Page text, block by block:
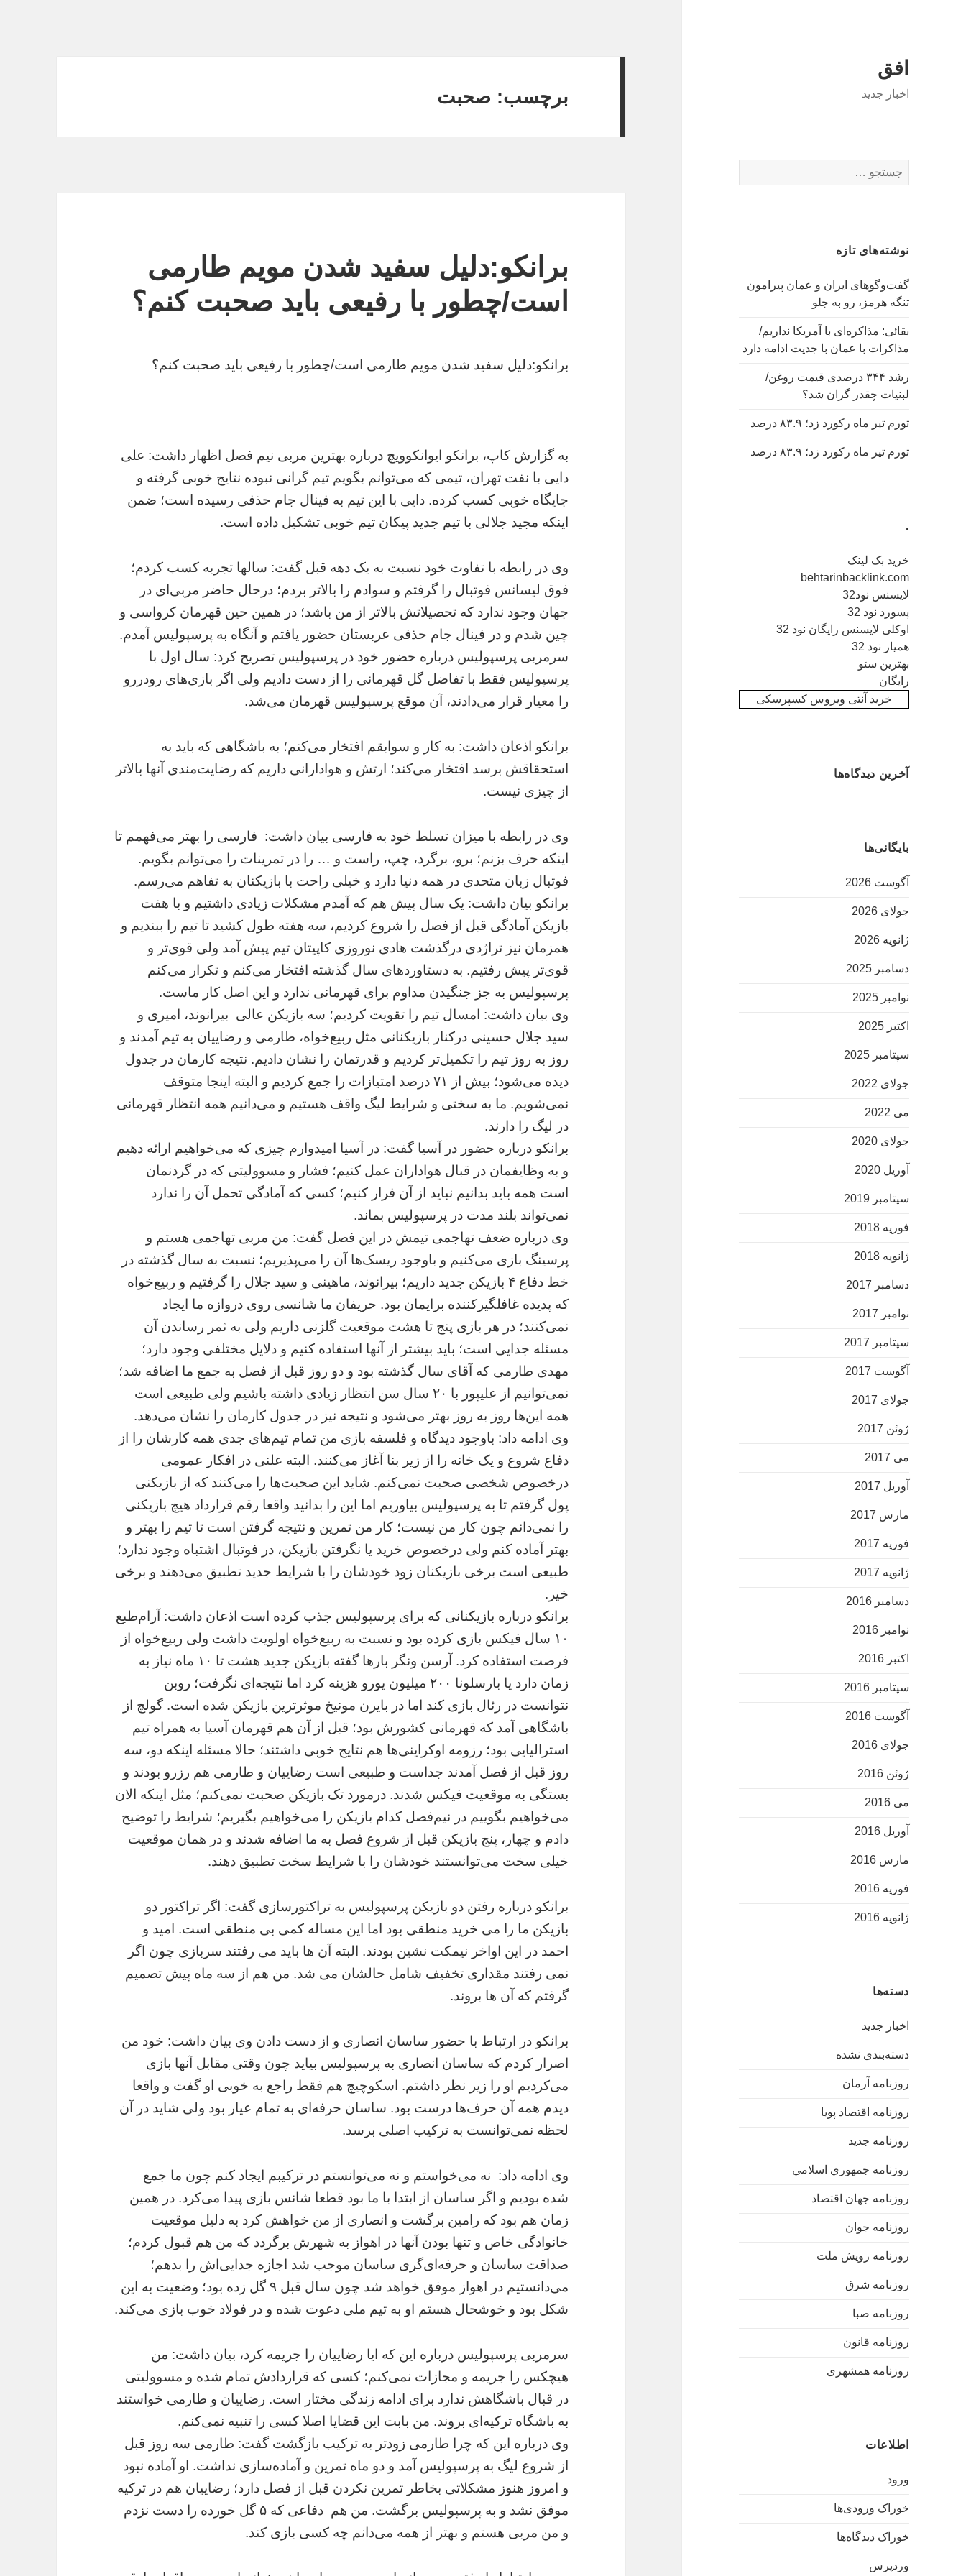
افق
اخبار جدید
برای:
نوشته‌های تازه
گفت‌وگوهای ایران و عمان پیرامون
تنگه هرمز، رو به جلو
بقائی: مذاکره‌ای با آمریکا نداریم/
مذاکرات با عمان با جدیت ادامه دارد
رشد ۳۴۴ درصدی قیمت روغن/
لبنیات چقدر گران شد؟
تورم تیر ماه رکورد زد؛ ۸۳.۹ درصد
تورم تیر ماه رکورد زد؛ ۸۳.۹ درصد
.
خرید بک لینک
behtarinbacklink.com
لایسنس نود32
پسورد نود 32
اوکلی لایسنس رایگان نود 32
همیار نود 32
بهترین سئو
رایگان
خرید آنتی ویروس کسپرسکی
آخرین دیدگاه‌ها
بایگانی‌ها
آگوست 2026
جولای 2026
ژانویه 2026
دسامبر 2025
نوامبر 2025
اکتبر 2025
سپتامبر 2025
جولای 2022
می 2022
جولای 2020
آوریل 2020
سپتامبر 2019
فوریه 2018
ژانویه 2018
دسامبر 2017
نوامبر 2017
سپتامبر 2017
آگوست 2017
جولای 2017
ژوئن 2017
می 2017
آوریل 2017
مارس 2017
فوریه 2017
ژانویه 2017
دسامبر 2016
نوامبر 2016
اکتبر 2016
سپتامبر 2016
آگوست 2016
جولای 2016
ژوئن 2016
می 2016
آوریل 2016
مارس 2016
فوریه 2016
ژانویه 2016
دسته‌ها
اخبار جدید
دسته‌بندی نشده
روزنامه آرمان
روزنامه اقتصاد پویا
روزنامه جدید
روزنامه جمهوري اسلامي
روزنامه جهان اقتصاد
روزنامه جوان
روزنامه رویش ملت
روزنامه شرق
روزنامه صبا
روزنامه قانون
روزنامه همشهری
اطلاعات
ورود
خوراک ورودی‌ها
خوراک دیدگاه‌ها
وردپرس
برچسب: صحبت
برانکو:دلیل سفید شدن مویم طارمی
است/چطور با رفیعی باید صحبت کنم؟
برانکو:دلیل سفید شدن مویم طارمی است/چطور با رفیعی باید صحبت کنم؟
به گزارش کاپ، برانکو ایوانکوویچ درباره بهترین مربی نیم فصل اظهار داشت: علی
دایی با نفت تهران، تیمی که می‌توانم بگویم تیم گرانی نبوده نتایج خوبی گرفته و
جایگاه خوبی کسب کرده. دایی با این تیم به فینال جام حذفی رسیده است؛ ضمن
اینکه مجید جلالی با تیم جدید پیکان تیم خوبی تشکیل داده است.
وی در رابطه با تفاوت خود نسبت به یک دهه قبل گفت: سالها تجربه کسب کردم؛
فوق لیسانس فوتبال را گرفتم و سوادم را بالاتر بردم؛ درحال حاضر مربی‌ای در
جهان وجود ندارد که تحصیلاتش بالاتر از من باشد؛ در همین حین قهرمان کرواسی و
چین شدم و در فینال جام حذفی عربستان حضور یافتم و آنگاه به پرسپولیس آمدم.
سرمربی پرسپولیس درباره حضور خود در پرسپولیس تصریح کرد: سال اول با
پرسپولیس فقط با تفاضل گل قهرمانی را از دست دادیم ولی اگر بازی‌های رودررو
را معیار قرار می‌دادند، آن موقع پرسپولیس قهرمان می‌شد.
برانکو اذعان داشت: به کار و سوابقم افتخار می‌کنم؛ به باشگاهی که باید به
استحقاقش برسد افتخار می‌کند؛ ارتش و هوادارانی داریم که رضایت‌مندی آنها بالاتر
از چیزی نیست.
وی در رابطه با میزان تسلط خود به فارسی بیان داشت: فارسی را بهتر می‌فهمم تا
اینکه حرف بزنم؛ برو، برگرد، چپ، راست و … را در تمرینات را می‌توانم بگویم.
فوتبال زبان متحدی در همه دنیا دارد و خیلی راحت با بازیکنان به تفاهم می‌رسم.
برانکو بیان داشت: یک سال پیش هم که آمدم مشکلات زیادی داشتیم و با هفت
بازیکن آمادگی قبل از فصل را شروع کردیم، سه هفته طول کشید تا تیم را ببندیم و
همزمان نیز تراژدی درگذشت هادی نوروزی کاپیتان تیم پیش آمد ولی قوی‌تر و
قوی‌تر پیش رفتیم. به دستاوردهای سال گذشته افتخار می‌کنم و تکرار می‌کنم
پرسپولیس به جز جنگیدن مداوم برای قهرمانی ندارد و این اصل کار ماست.
وی بیان داشت: امسال تیم را تقویت کردیم؛ سه بازیکن عالی بیرانوند، امیری و
سید جلال حسینی درکنار بازیکنانی مثل ربیع‌خواه، طارمی و رضاییان به تیم آمدند و
روز به روز تیم را تکمیل‌تر کردیم و قدرتمان را نشان دادیم. نتیجه کارمان در جدول
دیده می‌شود؛ بیش از ۷۱ درصد امتیازات را جمع کردیم و البته اینجا متوقف
نمی‌شویم. ما به سختی و شرایط لیگ واقف هستیم و می‌دانیم همه انتظار قهرمانی
در لیگ را دارند.
برانکو درباره حضور در آسیا گفت: در آسیا امیدوارم چیزی که می‌خواهیم ارائه دهیم
و به وظایفمان در قبال هواداران عمل کنیم؛ فشار و مسوولیتی که در گردنمان
است همه باید بدانیم نباید از آن فرار کنیم؛ کسی که آمادگی تحمل آن را ندارد
نمی‌تواند بلند مدت در پرسپولیس بماند.
وی درباره ضعف تهاجمی تیمش در این فصل گفت: من مربی تهاجمی هستم و
پرسینگ بازی می‌کنیم و باوجود ریسک‌ها آن را می‌پذیریم؛ نسبت به سال گذشته در
خط دفاع ۴ بازیکن جدید داریم؛ بیرانوند، ماهینی و سید جلال را گرفتیم و ربیع‌خواه
که پدیده غافلگیرکننده برایمان بود. حریفان ما شانسی روی دروازه ما ایجاد
نمی‌کنند؛ در هر بازی پنج تا هشت موقعیت گلزنی داریم ولی به ثمر رساندن آن
مسئله جدایی است؛ باید بیشتر از آنها استفاده کنیم و دلایل مختلفی وجود دارد؛
مهدی طارمی که آقای سال گذشته بود و دو روز قبل از فصل به جمع ما اضافه شد؛
نمی‌توانیم از علیپور با ۲۰ سال سن انتظار زیادی داشته باشیم ولی طبیعی است
همه این‌ها روز به روز بهتر می‌شود و نتیجه نیز در جدول کارمان را نشان می‌دهد.
وی ادامه داد: باوجود دیدگاه و فلسفه بازی من تمام تیم‌های جدی همه کارشان را از
دفاع شروع و یک خانه را از زیر بنا آغاز می‌کنند. البته علنی در افکار عمومی
درخصوص شخصی صحبت نمی‌کنم. شاید این صحبت‌ها را می‌کنند که از بازیکنی
پول گرفتم تا به پرسپولیس بیاوریم اما این را بدانید واقعا رقم قرارداد هیچ بازیکنی
را نمی‌دانم چون کار من نیست؛ کار من تمرین و نتیجه گرفتن است تا تیم را بهتر و
بهتر آماده کنم ولی درخصوص خرید یا نگرفتن بازیکن، در فوتبال اشتباه وجود ندارد؛
طبیعی است برخی بازیکنان زود خودشان را با شرایط جدید تطبیق می‌دهند و برخی
خیر.
برانکو درباره بازیکنانی که برای پرسپولیس جذب کرده است اذعان داشت: آرام‌طبع
۱۰ سال فیکس بازی کرده بود و نسبت به ربیع‌خواه اولویت داشت ولی ربیع‌خواه از
فرصت استفاده کرد. آرسن ونگر بارها گفته بازیکن جدید هشت تا ۱۰ ماه نیاز به
زمان دارد یا بارسلونا ۲۰۰ میلیون یورو هزینه کرد اما نتیجه‌ای نگرفت؛ روبن
نتوانست در رئال بازی کند اما در بایرن مونیخ موثرترین بازیکن شده است. گولچ از
باشگاهی آمد که قهرمانی کشورش بود؛ قبل از آن هم قهرمان آسیا به همراه تیم
استرالیایی بود؛ رزومه اوکراینی‌ها هم نتایج خوبی داشتند؛ حالا مسئله اینکه دو، سه
روز قبل از فصل آمدند جداست و طبیعی است رضاییان و طارمی هم رزرو بودند و
بستگی به موقعیت فیکس شدند. درمورد تک بازیکن صحبت نمی‌کنم؛ مثل اینکه الان
می‌خواهیم بگوییم در نیم‌فصل کدام بازیکن را می‌خواهیم بگیریم؛ شرایط را توضیح
دادم و چهار، پنج بازیکن قبل از شروع فصل به ما اضافه شدند و در همان موقعیت
خیلی سخت می‌توانستند خودشان را با شرایط سخت تطبیق دهند.
برانکو درباره رفتن دو بازیکن پرسپولیس به تراکتورسازی گفت: اگر تراکتور دو
بازیکن ما را می خرید منطقی بود اما این مساله کمی بی منطقی است. امید و
احمد در این اواخر نیمکت نشین بودند. البته آن ها باید می رفتند سربازی چون اگر
نمی رفتند مقداری تخفیف شامل حالشان می شد. من هم از سه ماه پیش تصمیم
گرفتم که آن ها بروند.
برانکو در ارتباط با حضور ساسان انصاری و از دست دادن وی بیان داشت: خود من
اصرار کردم که ساسان انصاری به پرسپولیس بیاید چون وقتی مقابل آنها بازی
می‌کردیم او را زیر نظر داشتم. اسکوچیچ هم فقط راجع به خوبی او گفت و واقعا
دیدم همه آن حرف‌ها درست بود. ساسان حرفه‌ای به تمام عیار بود ولی شاید در آن
لحظه نمی‌توانست به ترکیب اصلی برسد.
وی ادامه داد: نه می‌خواستم و نه می‌توانستم در ترکیبم ایجاد کنم چون ما جمع
شده بودیم و اگر ساسان از ابتدا با ما بود قطعا شانس بازی پیدا می‌کرد. در همین
زمان هم بود که رامین برگشت و انصاری از من خواهش کرد به دلیل موقعیت
خانوادگی خاص و تنها بودن آنها در اهواز به شهرش برگردد که من هم قبول کردم؛
صداقت ساسان و حرفه‌ای‌گری ساسان موجب شد اجازه جدایی‌اش را بدهم؛
می‌دانستیم در اهواز موفق خواهد شد چون سال قبل ۹ گل زده بود؛ وضعیت به این
شکل بود و خوشحال هستم او به تیم ملی دعوت شده و در فولاد خوب بازی می‌کند.
سرمربی پرسپولیس درباره این که ایا رضاییان را جریمه کرد، بیان داشت: من
هیچکس را جریمه و مجازات نمی‌کنم؛ کسی که قراردادش تمام شده و مسوولیتی
در قبال باشگاهش ندارد برای ادامه زندگی مختار است. رضاییان و طارمی خواستند
به باشگاه ترکیه‌ای بروند. من بابت این قضایا اصلا کسی را تنبیه نمی‌کنم.
وی درباره این که چرا طارمی زودتر به ترکیب بازگشت گفت: طارمی سه روز قبل
از شروع لیگ به پرسپولیس آمد و دو ماه تمرین و آماده‌سازی نداشت. او آماده نبود
و امروز هنوز مشکلاتی بخاطر تمرین نکردن قبل از فصل دارد؛ رضاییان هم در ترکیه
موفق نشد و به پرسپولیس برگشت. من هم دفاعی که ۵ گل خورده را دست نزدم
و من مربی هستم و بهتر از همه می‌دانم چه کسی بازی کند.